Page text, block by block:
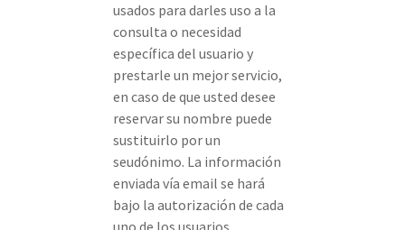
usados para darles uso a la
consulta o necesidad
específica del usuario y
prestarle un mejor servicio,
en caso de que usted desee
reservar su nombre puede
sustituirlo por un
seudónimo. La información
enviada vía email se hará
bajo la autorización de cada